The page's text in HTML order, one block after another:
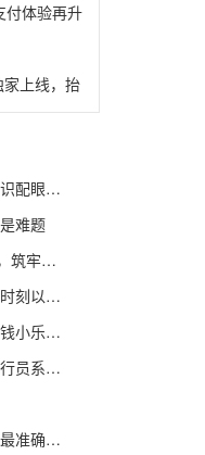
付体验再升
上线，抬
新标杆
会三项大
屏厂巨头
场屏幕破
化：Infinit
被坑！
难题
火墙”
一份信任
触手可及
百年对话
吗？